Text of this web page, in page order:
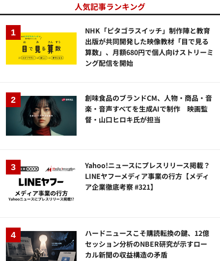
人気記事ランキング
NHK「ピタゴラスイッチ」制作陣と教育
出版が共同開発した映像教材「目で見る
算数」、月額680円で個人向けストリーミ
ング配信を開始
創味食品のブランドCM、人物・商品・音
楽・音声すべてを生成AIで制作 映画監
督・山口ヒロキ氏が担当
Yahoo!ニュースにプレスリリース掲載？
LINEヤフーメディア事業の行方【メディ
ア企業徹底考察 #321】
ハードニュースこそ購読転換の鍵、12億
セッション分析のNBER研究が示すロー
カル新聞の収益構造の矛盾